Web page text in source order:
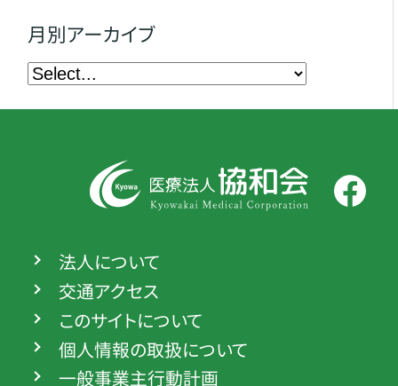
月別アーカイブ
法人について
交通アクセス
このサイトについて
個人情報の取扱について
一般事業主行動計画